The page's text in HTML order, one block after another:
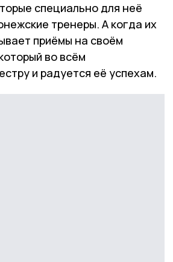
специально для неё
тренеры. А когда их
приёмы на своём
во всём
и радуется её успехам.